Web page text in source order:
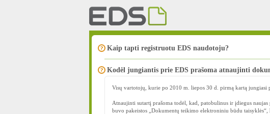
Kaip tapti registruotu EDS naudotoju?
Kodėl jungiantis prie EDS prašoma atnaujinti
Visų vartotojų, kurie po 2010 m. liepos 30 d. pirmą kartą
Atnaujinti sutartį prašoma todėl, kad, patobulinus ir įdiegus
buvo pakeistos „Dokumentų teikimo elektroniniu būdu